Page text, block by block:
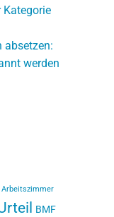
Kategorie
absetzen:
werden
Arbeitszimmer
BMF